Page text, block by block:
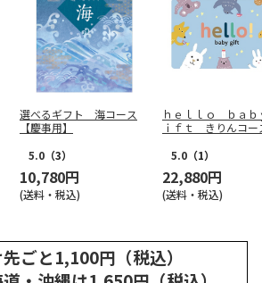
選べるギフト 海コース
【慶事用】
5.0 （3）
10,780円
(送料・税込)
ｈｅｌｌｏ ｂａ
ｉｆｔ きりんコー
5.0 （1）
22,880円
(送料・税込)
ごと1,100円（税込）